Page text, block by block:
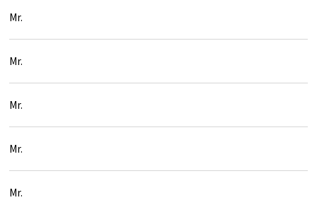
Mr.
Mr.
Mr.
Mr.
Mr.